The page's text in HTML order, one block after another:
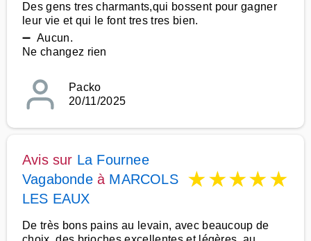
Des gens tres charmants,qui bossent pour gagner
leur vie et qui le font tres tres bien.
➖ Aucun.
Ne changez rien
Packo
20/11/2025
Avis sur La Fournee
Vagabondeà MARCOLS
LES EAUX
★★★★★
De très bons pains au levain, avec beaucoup de